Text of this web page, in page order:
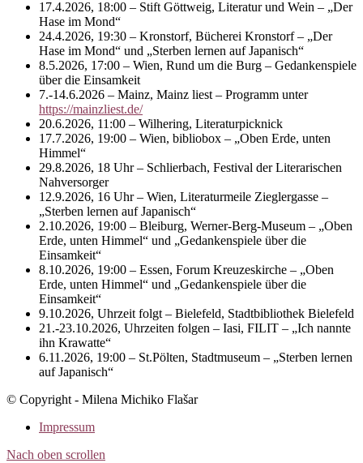
17.4.2026, 18:00 – Stift Göttweig, Literatur und Wein – „Der
Hase im Mond“
24.4.2026, 19:30 – Kronstorf, Bücherei Kronstorf – „Der
Hase im Mond“ und „Sterben lernen auf Japanisch“
8.5.2026, 17:00 – Wien, Rund um die Burg – Gedankenspiele
über die Einsamkeit
7.-14.6.2026 – Mainz, Mainz liest – Programm unter
https://mainzliest.de/
20.6.2026, 11:00 – Wilhering, Literaturpicknick
17.7.2026, 19:00 – Wien, bibliobox – „Oben Erde, unten
Himmel“
29.8.2026, 18 Uhr – Schlierbach, Festival der Literarischen
Nahversorger
12.9.2026, 16 Uhr – Wien, Literaturmeile Zieglergasse –
„Sterben lernen auf Japanisch“
2.10.2026, 19:00 – Bleiburg, Werner-Berg-Museum – „Oben
Erde, unten Himmel“ und „Gedankenspiele über die
Einsamkeit“
8.10.2026, 19:00 – Essen, Forum Kreuzeskirche – „Oben
Erde, unten Himmel“ und „Gedankenspiele über die
Einsamkeit“
9.10.2026, Uhrzeit folgt – Bielefeld, Stadtbibliothek Bielefeld
21.-23.10.2026, Uhrzeiten folgen – Iasi, FILIT – „Ich nannte
ihn Krawatte“
6.11.2026, 19:00 – St.Pölten, Stadtmuseum – „Sterben lernen
auf Japanisch“
© Copyright - Milena Michiko Flašar
Impressum
Nach oben scrollen